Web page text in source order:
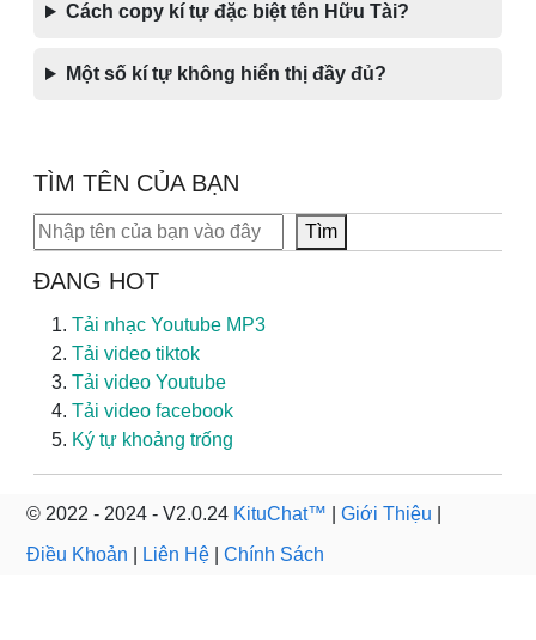
Cách copy kí tự đặc biệt tên Hữu Tài?
Một số kí tự không hiển thị đầy đủ?
TÌM TÊN CỦA BẠN
Tìm kiếm Tìm
ĐANG HOT
Tải nhạc Youtube MP3
Tải video tiktok
Tải video Youtube
Tải video facebook
Ký tự khoảng trống
© 2022 - 2024 - V2.0.24 KituChat™ Giới Thiệu
Điều Khoản
Liên Hệ Chính Sách